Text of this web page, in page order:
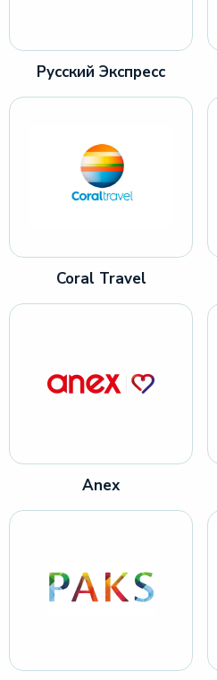
Русский Экспресс
Coral Travel
Anex